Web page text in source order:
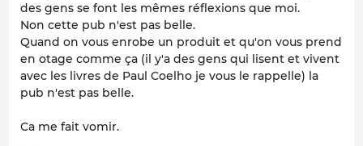
des gens se font les mêmes réflexions que moi.
Non cette pub n'est pas belle.
Quand on vous enrobe un produit et qu'on vous prend
en otage comme ça (il y'a des gens qui lisent et vivent
avec les livres de Paul Coelho je vous le rappelle) la
pub n'est pas belle.
Ca me fait vomir.